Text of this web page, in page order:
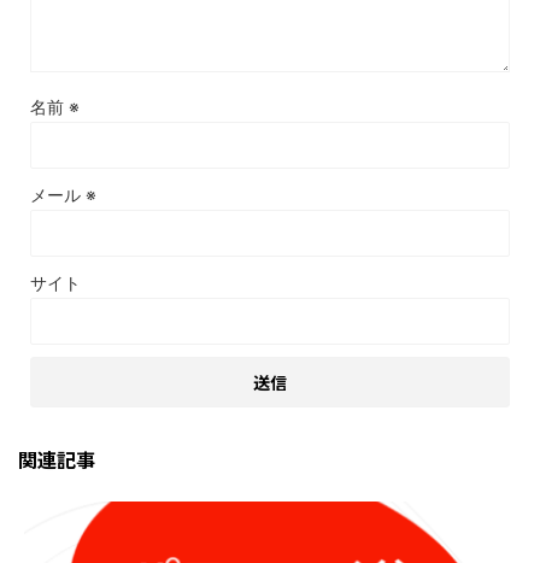
名前 ※
メール ※
サイト
関連記事